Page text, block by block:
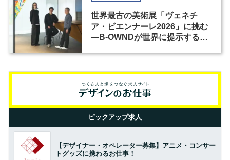
世界最古の美術展「ヴェネチ
ア・ビエンナーレ2026」に挑む
―B-OWNDが世界に提示する美
ピックアップ求人
【デザイナー・オペレーター募集】アニメ・コンサー
トグッズに携わるお仕事！